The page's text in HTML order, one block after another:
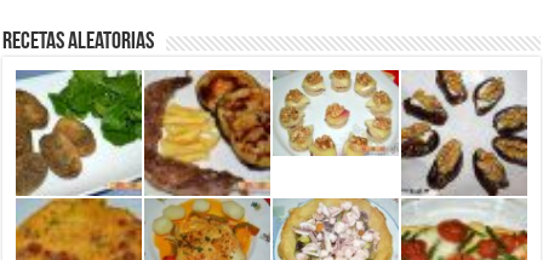
Recetas aleatorias